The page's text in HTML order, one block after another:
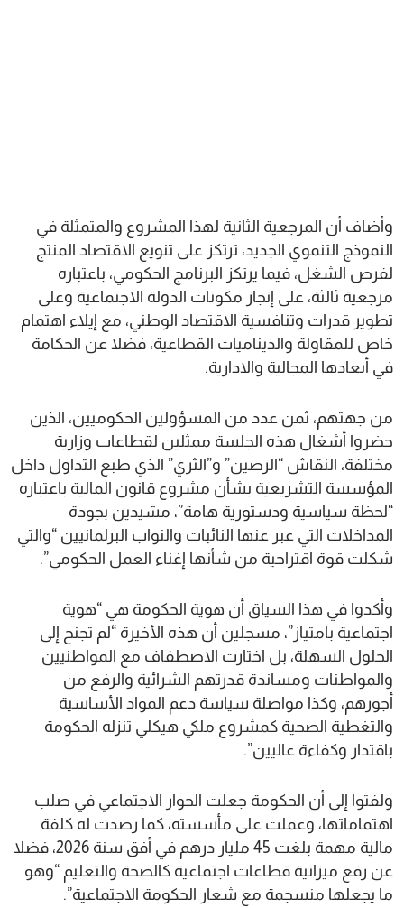
وأضاف أن المرجعية الثانية لهذا المشروع والمتمثلة في
النموذج التنموي الجديد، ترتكز على تنويع الاقتصاد المنتج
لفرص الشغل، فيما يرتكز البرنامج الحكومي، باعتباره
مرجعية ثالثة، على إنجاز مكونات الدولة الاجتماعية وعلى
تطوير قدرات وتنافسية الاقتصاد الوطني، مع إيلاء اهتمام
خاص للمقاولة والديناميات القطاعية، فضلا عن الحكامة
في أبعادها المجالية والادارية.
من جهتهم، ثمن عدد من المسؤولين الحكوميين، الذين
حضروا أشغال هذه الجلسة ممثلين لقطاعات وزارية
مختلفة، النقاش “الرصين” و”الثري” الذي طبع التداول داخل
المؤسسة التشريعية بشأن مشروع قانون المالية باعتباره
“لحظة سياسية ودستورية هامة”، مشيدين بجودة
المداخلات التي عبر عنها النائبات والنواب البرلمانيين “والتي
شكلت قوة اقتراحية من شأنها إغناء العمل الحكومي”.
وأكدوا في هذا السياق أن هوية الحكومة هي “هوية
اجتماعية بامتياز”، مسجلين أن هذه الأخيرة “لم تجنح إلى
الحلول السهلة، بل اختارت الاصطفاف مع المواطنيين
والمواطنات ومساندة قدرتهم الشرائية والرفع من
أجورهم، وكذا مواصلة سياسة دعم المواد الأساسية
والتغطية الصحية كمشروع ملكي هيكلي تنزله الحكومة
باقتدار وكفاءة عاليين”.
ولفتوا إلى أن الحكومة جعلت الحوار الاجتماعي في صلب
اهتماماتها، وعملت على مأسسته، كما رصدت له كلفة
مالية مهمة بلغت 45 مليار درهم في أفق سنة 2026، فضلا
عن رفع ميزانية قطاعات اجتماعية كالصحة والتعليم “وهو
ما يجعلها منسجمة مع شعار الحكومة الاجتماعية”.